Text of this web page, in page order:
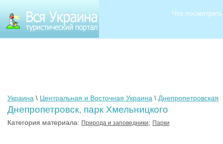
Что посмотреть
Украина \ Центральная и Восточная Украина \ Днепропетровская
Днепропетровск, парк Хмельницкого
Категория материала: Природа и заповедники; Парки